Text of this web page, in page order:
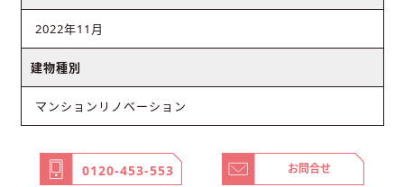
2022年11月
建物種別
マンションリノベーション
0120-453-553 お問合せ